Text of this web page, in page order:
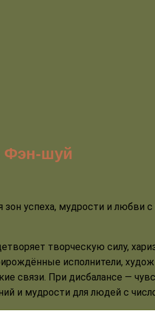
Фэн-шуй
творческую силу,
исполнители,
связи. При дисбалансе —
и мудрости для людей с